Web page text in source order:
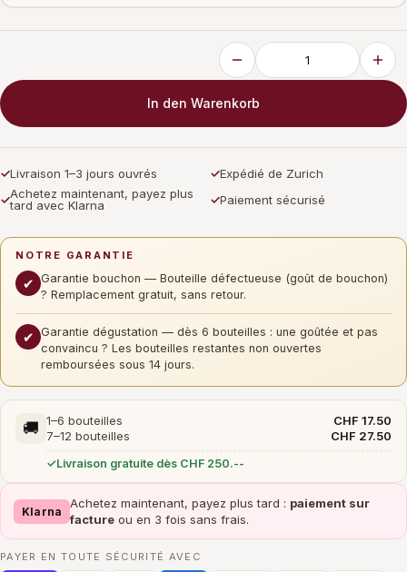
In den Warenkorb
✓Livraison 1–3 jours ouvrés ✓Expédié de Zurich
✓Achetez maintenant, payez plus
tard avec Klarna
✓Paiement sécurisé
NOTRE GARANTIE
✔ Garantie bouchon — Bouteille défectueuse (goût de bouchon)
? Remplacement gratuit, sans retour.
✔ Garantie dégustation — dès 6 bouteilles : une goûtée et pas
convaincu ? Les bouteilles restantes non ouvertes
remboursées sous 14 jours.
🚚 1–6 bouteilles
CHF 17.50
7–12 bouteilles
CHF 27.50
Livraison gratuite dès CHF 250.--
Klarna
Achetez maintenant, payez plus tard : paiement sur
facture ou en 3 fois sans frais.
PAYER EN TOUTE SÉCURITÉ AVEC